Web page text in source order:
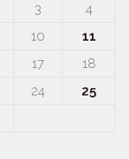
3
4
10
11
17
18
24
25